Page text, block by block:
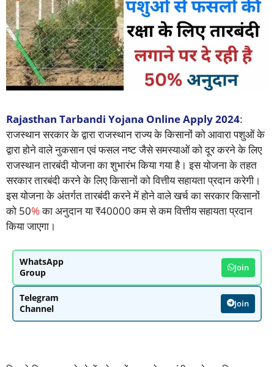
Rajasthan Tarbandi Yojana Online Apply2024:
राजस्थान सरकार के द्वारा राजस्थान राज्य के किसानों को आवारा पशुओं के
द्वारा होने वाले नुकसान एवं फसल नष्ट जैसे समस्याओं को दूर करने के लिए
राजस्थान तारबंदी योजना का शुभारंभ किया गया है। इस योजना के तहत
सरकार तारबंदी करने के लिए किसानों को वित्तीय सहायता प्रदान करेगी।
इस योजना के अंतर्गत तारबंदी करने में होने वाले खर्च का सरकार किसानों
को 50%का अनुदान या ₹40000 कम से कम वित्तीय सहायता प्रदान
किया जाएगा।
WhatsApp
Group
Join
Telegram
Channel
Join